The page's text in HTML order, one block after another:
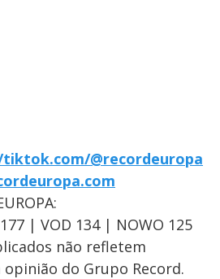
@recordeuropa
| VOD 134 | NOWO 125
não refletem
do Grupo Record.